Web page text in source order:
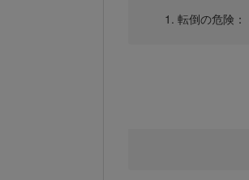
転倒の危険：